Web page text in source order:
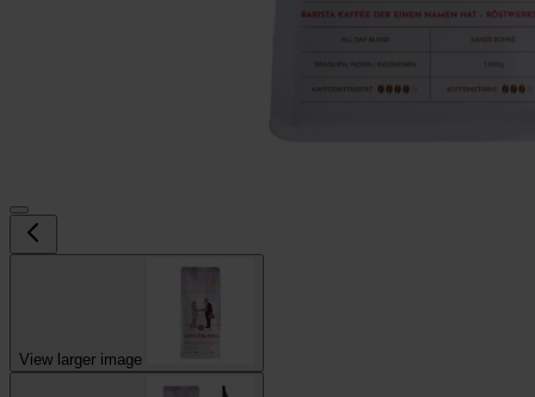
View larger image